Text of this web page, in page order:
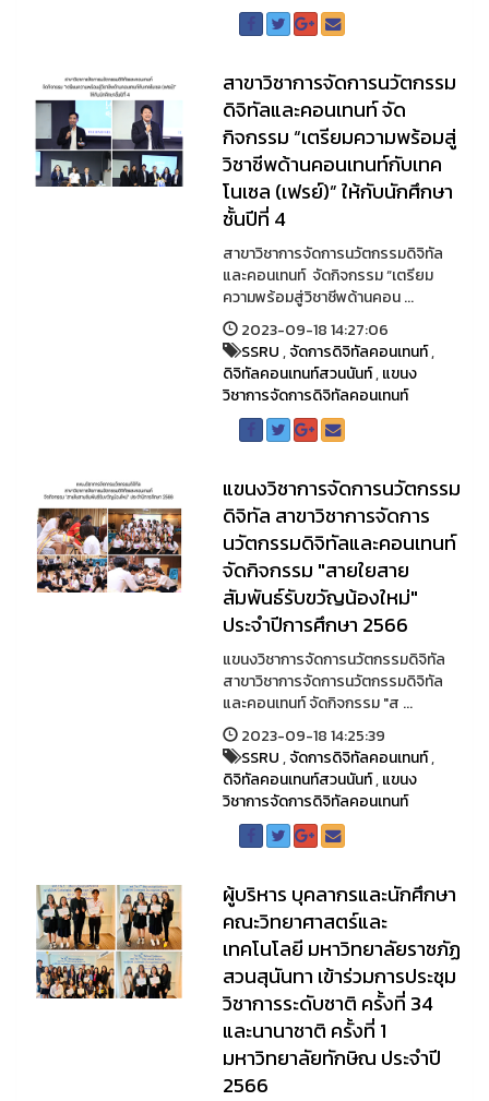
สาขาวิชาการจัดการนวัตกรรม
ดิจิทัลและคอนเทนท์ จัด
กิจกรรม “เตรียมความพร้อมสู่
วิชาชีพด้านคอนเทนท์กับเทค
โนเซล (เฟรย์)” ให้กับนักศึกษา
ชั้นปีที่ 4
สาขาวิชาการจัดการนวัตกรรมดิจิทัล
และคอนเทนท์ จัดกิจกรรม “เตรียม
ความพร้อมสู่วิชาชีพด้านคอน ...
2023-09-18 14:27:06
SSRU,จัดการดิจิทัลคอนเทนท์,
ดิจิทัลคอนเทนท์สวนนันท์,แขนง
วิชาการจัดการดิจิทัลคอนเทนท์
แขนงวิชาการจัดการนวัตกรรม
ดิจิทัล สาขาวิชาการจัดการ
นวัตกรรมดิจิทัลและคอนเทนท์
จัดกิจกรรม "สายใยสาย
สัมพันธ์รับขวัญน้องใหม่"
ประจำปีการศึกษา 2566
แขนงวิชาการจัดการนวัตกรรมดิจิทัล
สาขาวิชาการจัดการนวัตกรรมดิจิทัล
และคอนเทนท์ จัดกิจกรรม "ส ...
2023-09-18 14:25:39
SSRU,จัดการดิจิทัลคอนเทนท์,
ดิจิทัลคอนเทนท์สวนนันท์,แขนง
วิชาการจัดการดิจิทัลคอนเทนท์
ผู้บริหาร บุคลากรและนักศึกษา
คณะวิทยาศาสตร์และ
เทคโนโลยี มหาวิทยาลัยราชภัฏ
สวนสุนันทา เข้าร่วมการประชุม
วิชาการระดับชาติ ครั้งที่ 34
และนานาชาติ ครั้งที่ 1
มหาวิทยาลัยทักษิณ ประจำปี
2566